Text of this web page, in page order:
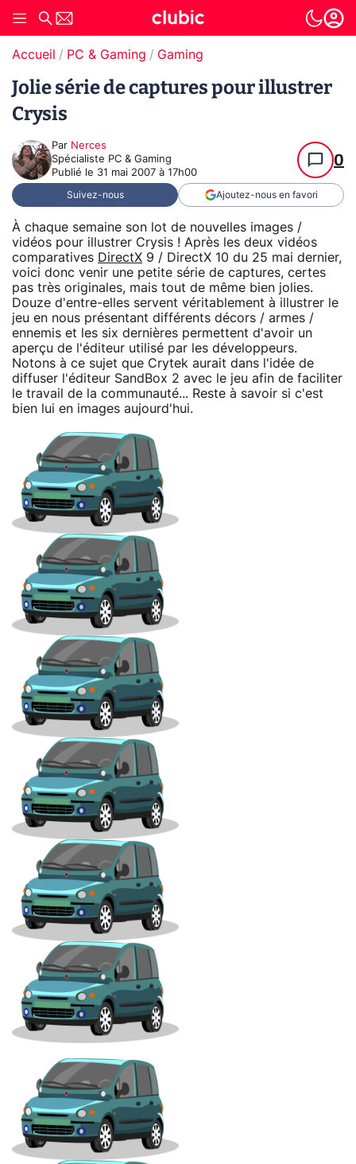
Accueil PC & Gaming Gaming
Jolie série de captures pour illustrer
Crysis
Par Nerces
Spécialiste PC & Gaming
Publié le 31 mai 2007 à 17h00
0
Suivez-nous Ajoutez-nous en favori
À chaque semaine son lot de nouvelles images /
vidéos pour illustrer Crysis ! Après les deux vidéos
comparatives DirectX 9 / DirectX 10 du 25 mai dernier,
voici donc venir une petite série de captures, certes
pas très originales, mais tout de même bien jolies.
Douze d'entre-elles servent véritablement à illustrer le
jeu en nous présentant différents décors / armes /
ennemis et les six dernières permettent d'avoir un
aperçu de l'éditeur utilisé par les développeurs.
Notons à ce sujet que Crytek aurait dans l'idée de
diffuser l'éditeur SandBox 2 avec le jeu afin de faciliter
le travail de la communauté... Reste à savoir si c'est
bien lui en images aujourd'hui.